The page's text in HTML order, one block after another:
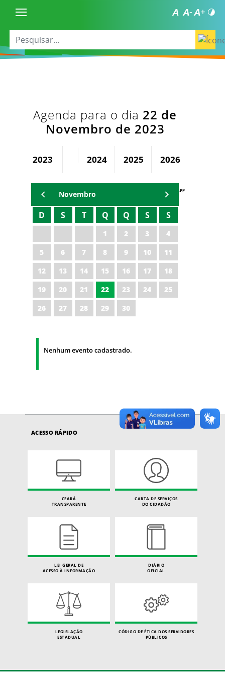
Agenda para o dia 22 de
Novembro de 2023
2023 2024 2025 2026
AGENDA PAPP
Novembro
D S T Q Q S S
1 2 3
4
5
6 7 8 9 10
11
12
13 14 15 16 17
18
19
20 21 22 23 24
25
26
27 28 29 30
Nenhum evento cadastrado.
ACESSO RÁPIDO
CEARÁ
TRANSPARENTE
CARTA DE SERVIÇOS
DO CIDADÃO
LEI GERAL DE
ACESSO À INFORMAÇÃO
DIÁRIO
OFICIAL
LEGISLAÇÃO
ESTADUAL
CÓDIGO DE ÉTICA DOS SERVIDORES
PÚBLICOS